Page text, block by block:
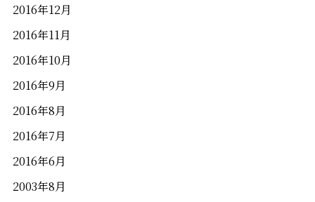
2016年12月
2016年11月
2016年10月
2016年9月
2016年8月
2016年7月
2016年6月
2003年8月